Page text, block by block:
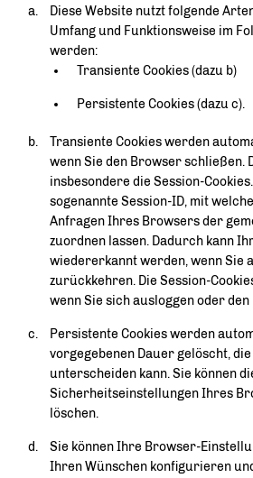
Diese Website nutzt folgende
Umfang und Funktionsweise im
werden:
Transiente Cookies (dazu b)
Persistente Cookies (dazu c).
Transiente Cookies werden
wenn Sie den Browser schließen.
insbesondere die Session-
sogenannte Session-ID, mit
Anfragen Ihres Browsers der
zuordnen lassen. Dadurch kann
wiedererkannt werden, wenn Sie
zurückkehren. Die Session-
wenn Sie sich ausloggen oder
Persistente Cookies werden
vorgegebenen Dauer gelöscht,
unterscheiden kann. Sie können
Sicherheitseinstellungen Ihres
löschen.
Sie können Ihre Browser-
Ihren Wünschen konfigurieren